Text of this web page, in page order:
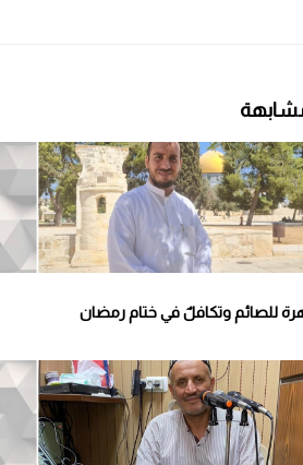
للصائم وتكافلٌ في ختام رمضان